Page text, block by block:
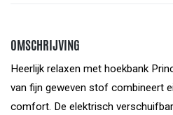
OMSCHRIJVING
Heerlijk relaxen met hoekbank
van fijn geweven stof combineert
comfort. De elektrisch